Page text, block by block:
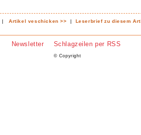
|Artikel veschicken >> | Leserbrief zu diesem
Newsletter Schlagzeilen per RSS
© Copyright